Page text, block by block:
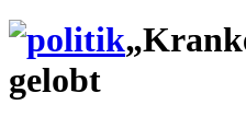
gelobt